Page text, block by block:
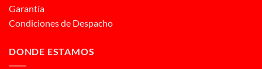
Garantía
Condiciones de Despacho
DONDE ESTAMOS